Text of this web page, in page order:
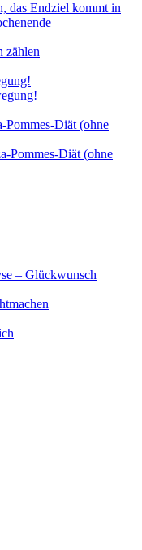
das Endziel kommt in
zählen
Pommes-Diät (ohne
Pommes-Diät (ohne
– Glückwunsch